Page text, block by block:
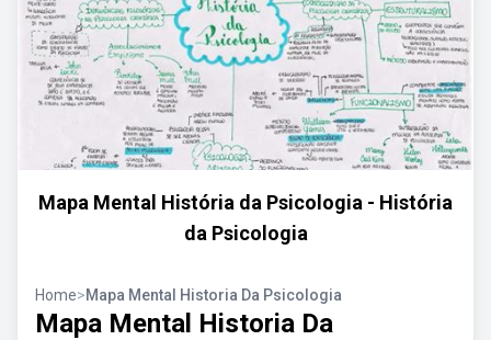
Mapa Mental História da Psicologia - História
da Psicologia
Home>Mapa Mental Historia Da Psicologia
Mapa Mental Historia Da